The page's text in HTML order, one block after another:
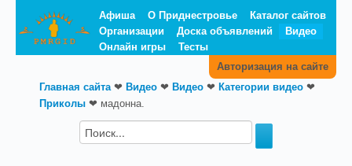
Афиша О Приднестровье
Каталог сайтов
Организации
Доска объявлений
Видео
Онлайн игры
Тесты
Авторизация на сайте
Главная сайта❤ Видео ❤ Видео ❤ Категории видео ❤
Приколы ❤ мадонна.